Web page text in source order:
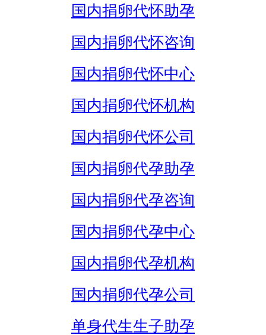
国内捐卵代怀助孕
国内捐卵代怀咨询
国内捐卵代怀中心
国内捐卵代怀机构
国内捐卵代怀公司
国内捐卵代孕助孕
国内捐卵代孕咨询
国内捐卵代孕中心
国内捐卵代孕机构
国内捐卵代孕公司
单身代生生子助孕